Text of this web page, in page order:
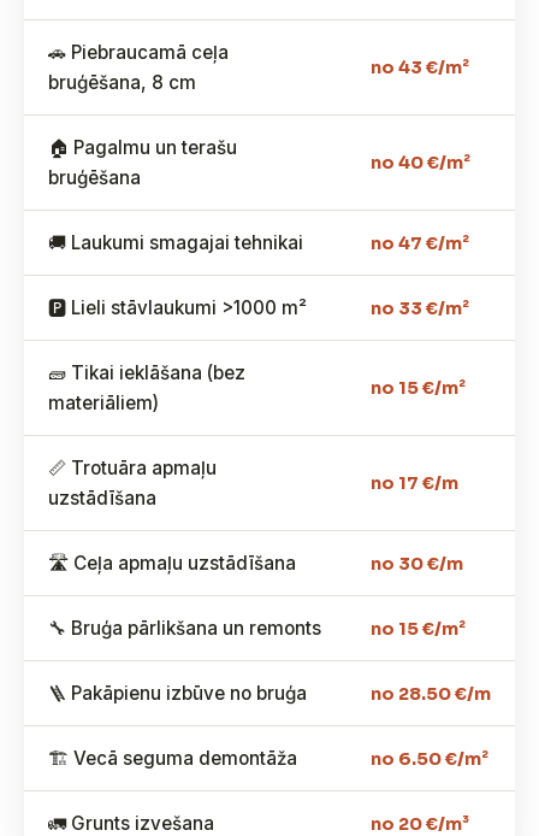
🚗 Piebraucamā ceļa
bruģēšana, 8 cm
no 43 €/m²
🏠 Pagalmu un terašu
bruģēšana
no 40 €/m²
🚚 Laukumi smagajai tehnikai no 47 €/m²
🅿️ Lieli stāvlaukumi >1000 m² no 33 €/m²
🧱 Tikai ieklāšana (bez
materiāliem)
no 15 €/m²
📏 Trotuāra apmaļu
uzstādīšana
no 17 €/m
🛣️ Ceļa apmaļu uzstādīšana no 30 €/m
🔧 Bruģa pārlikšana un remonts no 15 €/m²
🪜 Pakāpienu izbūve no bruģa no 28.50 €/m
🏗️ Vecā seguma demontāža no 6.50 €/m²
🚛 Grunts izvešana no 20 €/m³